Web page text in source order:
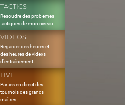
TACTICS
Resoudre des problemes
tactiques de mon niveau
VIDEOS
Regarder des heures et
des heures de videos
d'entraînement
LIVE
Parties en direct des
tournois des grands
maîtres